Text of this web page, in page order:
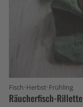
Fisch·Herbst·Frühling
Räucherfisch-Rillette